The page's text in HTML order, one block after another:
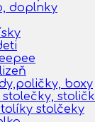
doplnky
boxy
stolečky,
stolčeky